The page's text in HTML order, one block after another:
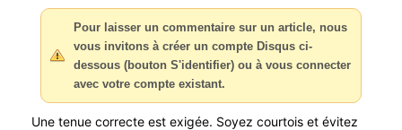
Pour laisser un commentaire sur un article, nous
vous invitons à créer un compte Disqus ci-
dessous (bouton S'identifier) ou à vous connecter
avec votre compte existant.
Une tenue correcte est exigée. Soyez courtois et évitez